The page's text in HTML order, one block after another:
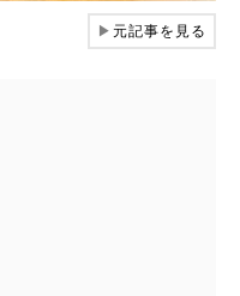
▶元記事を見る